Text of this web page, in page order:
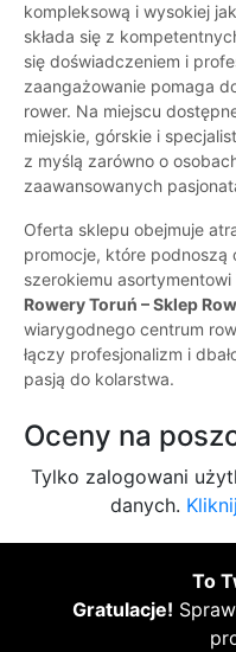
kompleksową i wysokiej
składa się z
się doświadczeniem i
zaangażowanie pomaga
rower. Na miejscu
miejskie, górskie i
z myślą zarówno o
zaawansowanych
Oferta sklepu obejmuje
promocje, które podnoszą
szerokiemu asortymentowi
Rowery Toruń – Sklep
wiarygodnego centrum
łączy profesjonalizm i
pasją do kolarstwa.
Oceny na
Tylko zalogowani
danych.
To
Gratulacje!